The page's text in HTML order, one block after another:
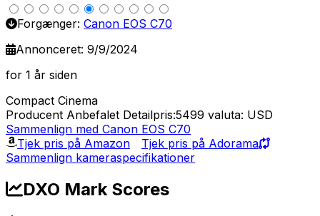
Forgænger: Canon EOS C70
Annonceret: 9/9/2024
for 1 år siden
Compact Cinema
Producent Anbefalet Detailpris:5499 valuta: USD
Sammenlign med Canon EOS C70
Tjek pris på Amazon
Tjek pris på Adorama
Sammenlign kameraspecifikationer
DXO Mark Scores